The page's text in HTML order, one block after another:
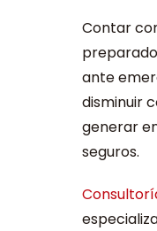
Contar
ante
disminuir
generar
seguros.